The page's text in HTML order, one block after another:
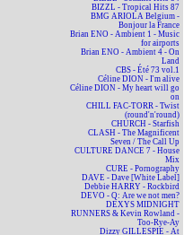
BIZZL - Tropical Hits 87
BMG ARIOLA Belgium -
Bonjour la France
Brian ENO - Ambient 1 - Music
for airports
Brian ENO - Ambient 4 - On
Land
CBS - Été 73 vol.1
Céline DION - I'm alive
Céline DION - My heart will go
on
CHILL FAC-TORR - Twist
(round'n'round)
CHURCH - Starfish
CLASH - The Magnificent
Seven / The Call Up
CULTURE DANCE 7 - House
Mix
CURE - Pornography
DAVE - Dave [White Label]
Debbie HARRY - Rockbird
DEVO - Q: Are we not men?
DEXYS MIDNIGHT
RUNNERS & Kevin Rowland -
Too-Rye-Ay
Dizzy GILLESPIE - At